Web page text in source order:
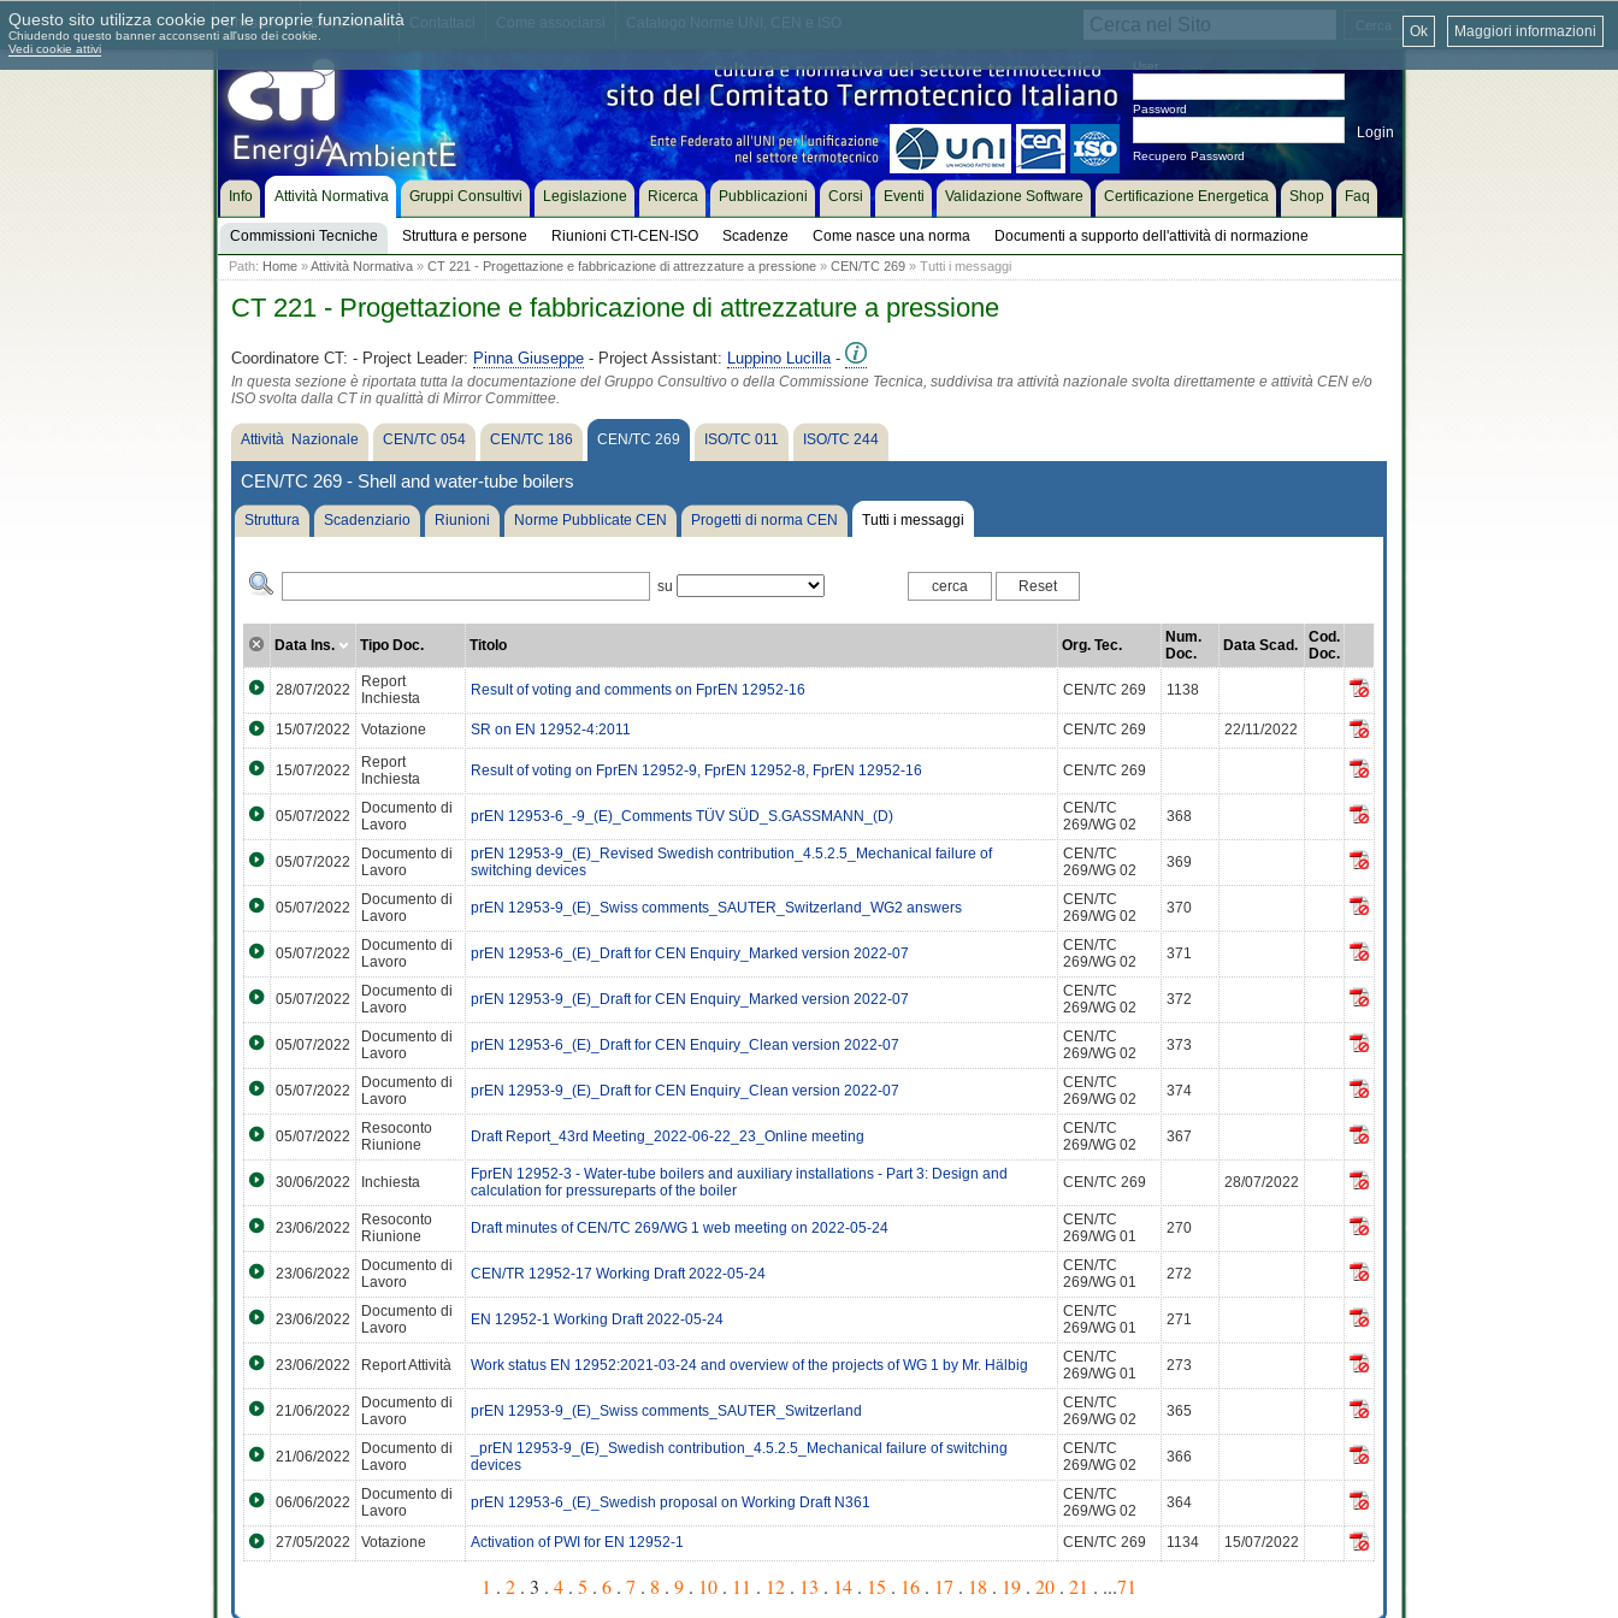
Chi siamo Dove siamo
Password
Recupero Password
Info Attività Normativa
Commissioni Tecniche Struttura e persone Riunioni CTI-CEN-ISO Scadenze Come nasce una norma Documenti a supporto dell'attività di normazione
Gruppi Consultivi Legislazione Ricerca Pubblicazioni Corsi Eventi Validazione Software Certificazione Energetica Shop Faq
Path: Home»Attività Normativa» CT 221 - Progettazione e fabbricazione di attrezzature a pressione» CEN/TC 269» Tutti i messaggi
CT 221 - Progettazione e fabbricazione di attrezzature a pressione
Coordinatore CT: - Project Leader: Pinna Giuseppe- Project Assistant: Luppino Lucilla-
In questa sezione è riportata tutta la documentazione del Gruppo Consultivo o della Commissione Tecnica, suddivisa tra attività nazionale svolta direttamente e attività CEN e/o
ISO svolta dalla CT in qualittà di Mirror Committee.
Attività Nazionale CEN/TC 054 CEN/TC 186 CEN/TC 269 ISO/TC 011 ISO/TC 244
CEN/TC 269 - Shell and water-tube boilers
Struttura Scadenziario Riunioni Norme Pubblicate CEN Progetti di norma CEN Tutti i messaggi
su
Data Ins. Tipo Doc. Titolo Org. Tec.
Num.
Doc.
Data Scad.
Cod.
Doc.
28/07/2022
Report
Inchiesta
Result of voting and comments on FprEN 12952-16 CEN/TC 269 1138
15/07/2022 Votazione SR on EN 12952-4:2011 CEN/TC 269 22/11/2022
15/07/2022
Report
Inchiesta
Result of voting on FprEN 12952-9, FprEN 12952-8, FprEN 12952-16 CEN/TC 269
05/07/2022
Documento di
Lavoro
prEN 12953-6_-9_(E)_Comments TÜV SÜD_S.GASSMANN_(D)
CEN/TC
269/WG 02
368
05/07/2022
Documento di
Lavoro
prEN 12953-9_(E)_Revised Swedish contribution_4.5.2.5_Mechanical failure of
switching devices
CEN/TC
269/WG 02
369
05/07/2022
Documento di
Lavoro
prEN 12953-9_(E)_Swiss comments_SAUTER_Switzerland_WG2 answers
CEN/TC
269/WG 02
370
05/07/2022
Documento di
Lavoro
prEN 12953-6_(E)_Draft for CEN Enquiry_Marked version 2022-07
CEN/TC
269/WG 02
371
05/07/2022
Documento di
Lavoro
prEN 12953-9_(E)_Draft for CEN Enquiry_Marked version 2022-07
CEN/TC
269/WG 02
372
05/07/2022
Documento di
Lavoro
prEN 12953-6_(E)_Draft for CEN Enquiry_Clean version 2022-07
CEN/TC
269/WG 02
373
05/07/2022
Documento di
Lavoro
prEN 12953-9_(E)_Draft for CEN Enquiry_Clean version 2022-07
CEN/TC
269/WG 02
374
05/07/2022
Resoconto
Riunione
Draft Report_43rd Meeting_2022-06-22_23_Online meeting
CEN/TC
269/WG 02
367
30/06/2022 Inchiesta
FprEN 12952-3 - Water-tube boilers and auxiliary installations - Part 3: Design and
calculation for pressureparts of the boiler
CEN/TC 269 28/07/2022
23/06/2022
Resoconto
Riunione
Draft minutes of CEN/TC 269/WG 1 web meeting on 2022-05-24
CEN/TC
269/WG 01
270
23/06/2022
Documento di
Lavoro
CEN/TR 12952-17 Working Draft 2022-05-24
CEN/TC
269/WG 01
272
23/06/2022
Documento di
Lavoro
EN 12952-1 Working Draft 2022-05-24
CEN/TC
269/WG 01
271
23/06/2022 Report Attività Work status EN 12952:2021-03-24 and overview of the projects of WG 1 by Mr. Hälbig
CEN/TC
269/WG 01
273
21/06/2022
Documento di
Lavoro
prEN 12953-9_(E)_Swiss comments_SAUTER_Switzerland
CEN/TC
269/WG 02
365
21/06/2022
Documento di
Lavoro
_prEN 12953-9_(E)_Swedish contribution_4.5.2.5_Mechanical failure of switching
devices
CEN/TC
269/WG 02
366
06/06/2022
Documento di
Lavoro
prEN 12953-6_(E)_Swedish proposal on Working Draft N361
CEN/TC
269/WG 02
364
27/05/2022 Votazione Activation of PWI for EN 12952-1 CEN/TC 269 1134 15/07/2022
1 . 2. 3 . 4. 5 . 6. 7 . 8 . 9. 10. 11 . 12. 13 . 14. 15 . 16. 17 . 18 . 19. 20. 21 . ...71
Questo sito utilizza cookie per le proprie funzionalità
Chiudendo questo banner acconsenti all'uso dei cookie.
Vedi cookie attivi
Maggiori informazioni
Ok